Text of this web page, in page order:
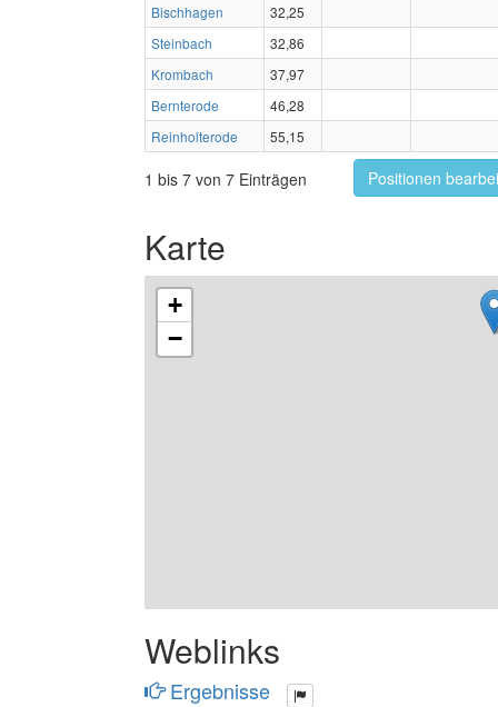
Bischhagen
32,25
Steinbach
32,86
Krombach
37,97
Bernterode
46,28
Reinholterode
55,15
1 bis 7 von 7 Einträgen Positionen
Karte
+
−
Weblinks
Ergebnisse